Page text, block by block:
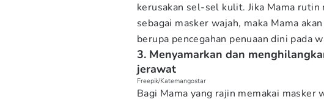
kerusakan sel-sel kulit. Jika Mama rutin
sebagai masker wajah, maka Mama
berupa pencegahan penuaan dini pada
3. Menyamarkan dan
jerawat
Freepik/Katemangostar
Bagi Mama yang rajin memakai masker